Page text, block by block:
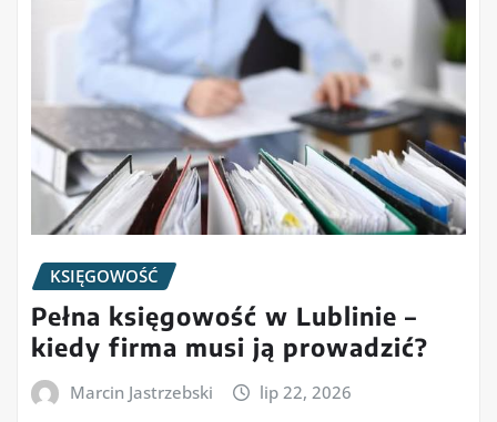
KSIĘGOWOŚĆ
Pełna księgowość w Lublinie –
kiedy firma musi ją prowadzić?
Marcin Jastrzebski lip 22, 2026